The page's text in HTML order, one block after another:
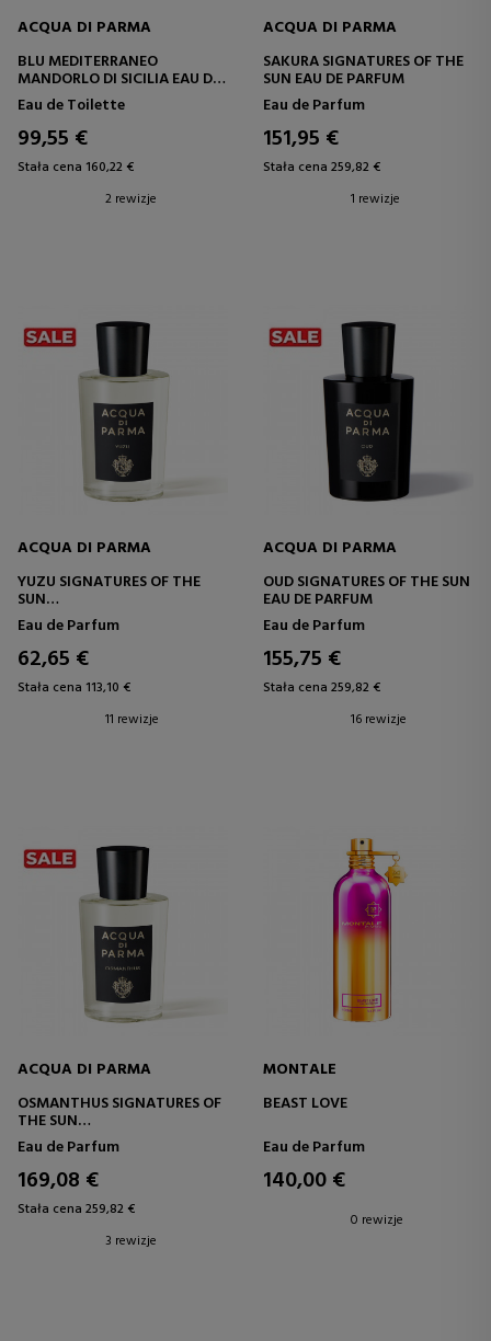
ACQUA DI PARMA
BLU MEDITERRANEO
MANDORLO DI SICILIA EAU DE
TOILETTE
Eau de Toilette
99,55 €
Stała cena 160,22 €
2 rewizje
ACQUA DI PARMA
SAKURA SIGNATURES OF THE
SUN EAU DE PARFUM
Eau de Parfum
151,95 €
Stała cena 259,82 €
1 rewizje
ACQUA DI PARMA
YUZU SIGNATURES OF THE
SUN
EAU DE PARFUM
Eau de Parfum
62,65 €
Stała cena 113,10 €
11 rewizje
ACQUA DI PARMA
OUD SIGNATURES OF THE SUN
EAU DE PARFUM
Eau de Parfum
155,75 €
Stała cena 259,82 €
16 rewizje
ACQUA DI PARMA
OSMANTHUS SIGNATURES OF
THE SUN
EAU DE PARFUM
Eau de Parfum
169,08 €
Stała cena 259,82 €
3 rewizje
MONTALE
BEAST LOVE
Eau de Parfum
140,00 €
0 rewizje